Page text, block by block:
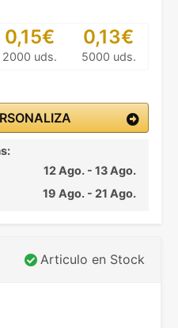
0,15€
2000 uds.
0,13€
5000 uds.
12 Ago. - 13 Ago.
19 Ago. - 21 Ago.
Articulo en Stock